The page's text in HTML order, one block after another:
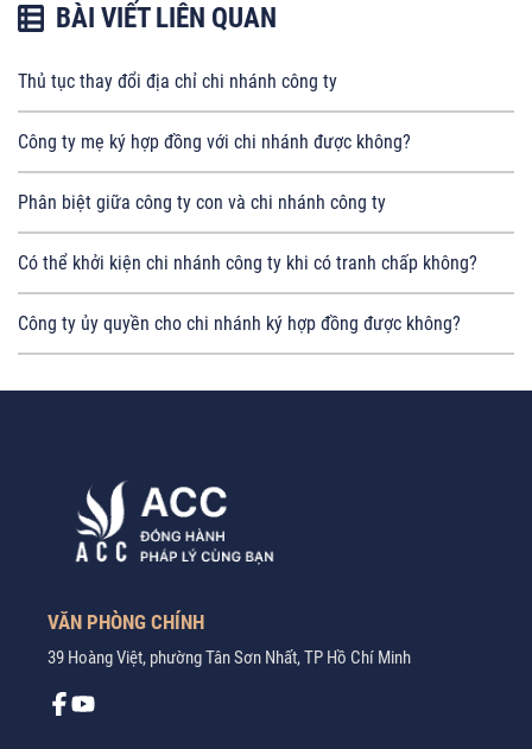
BÀI VIẾT LIÊN QUAN
Thủ tục thay đổi địa chỉ chi nhánh công ty
Công ty mẹ ký hợp đồng với chi nhánh được không?
Phân biệt giữa công ty con và chi nhánh công ty
Có thể khởi kiện chi nhánh công ty khi có tranh chấp không?
Công ty ủy quyền cho chi nhánh ký hợp đồng được không?
VĂN PHÒNG CHÍNH
39 Hoàng Việt, phường Tân Sơn Nhất, TP Hồ Chí Minh